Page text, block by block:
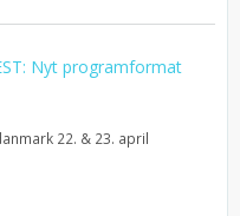
Nyt programformat
22. & 23. april